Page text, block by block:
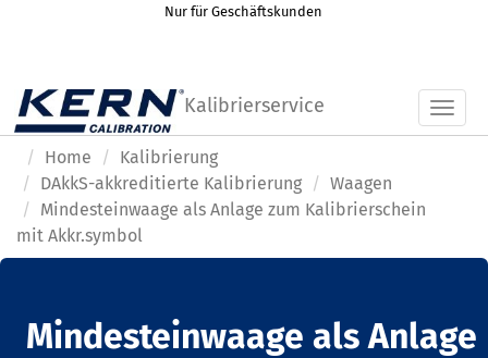
Nur für Geschäftskunden
Kalibrierservice
Home
Kalibrierung
DAkkS-akkreditierte Kalibrierung
Waagen
Mindesteinwaage als Anlage zum Kalibrierschein
mit Akkr.symbol
Mindesteinwaage als Anlage